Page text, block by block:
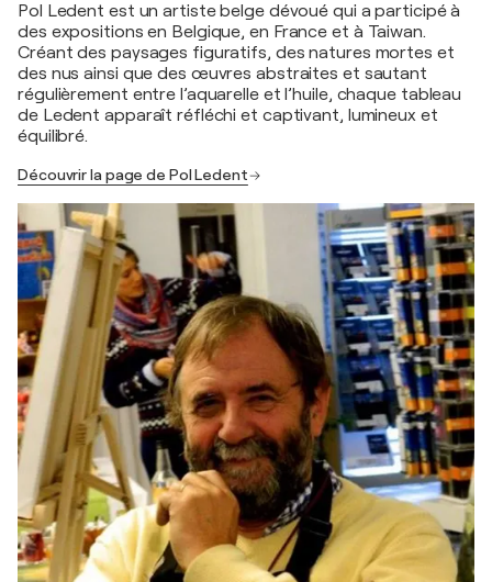
Pol Ledent est un artiste belge dévoué qui a participé à
des expositions en Belgique, en France et à Taiwan.
Créant des paysages figuratifs, des natures mortes et
des nus ainsi que des œuvres abstraites et sautant
régulièrement entre l’aquarelle et l’huile, chaque tableau
de Ledent apparaît réfléchi et captivant, lumineux et
équilibré.
Découvrir la page de Pol Ledent